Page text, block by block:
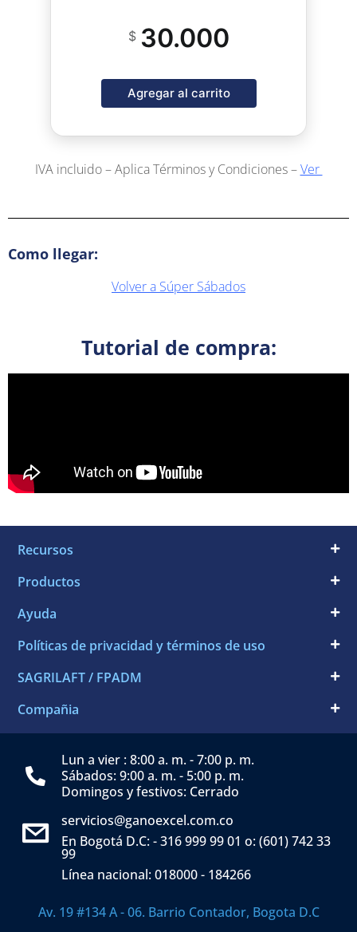
$ 30.000
Agregar al carrito
IVA incluido – Aplica Términos y Condiciones –Ver
Como llegar:
Volver a Súper Sábados
Tutorial de compra:
Recursos
Productos
Ayuda
Políticas de privacidad y términos de uso
SAGRILAFT / FPADM
Compañia
Lun a vier : 8:00 a. m. - 7:00 p. m.
Sábados: 9:00 a. m. - 5:00 p. m.
Domingos y festivos: Cerrado
servicios@ganoexcel.com.co
En Bogotá D.C: - 316 999 99 01 o: (601) 742 33
99
Línea nacional: 018000 - 184266
Av. 19 #134 A - 06. Barrio Contador, Bogota D.C